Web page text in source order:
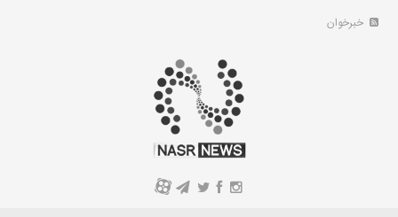
خبرخوان
A